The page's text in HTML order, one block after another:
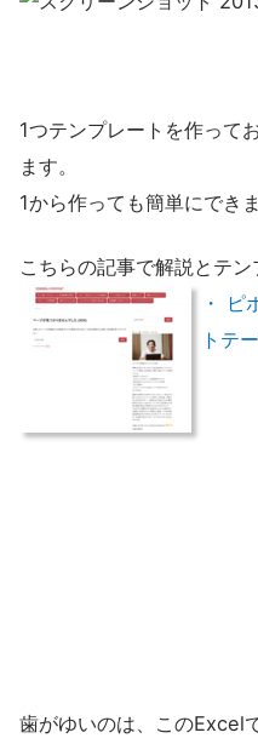
1つテンプレートを作って
ます。
1から作っても簡単にでき
こちらの記事で解説とテン
・
トテ
歯がゆいのは、このExcel